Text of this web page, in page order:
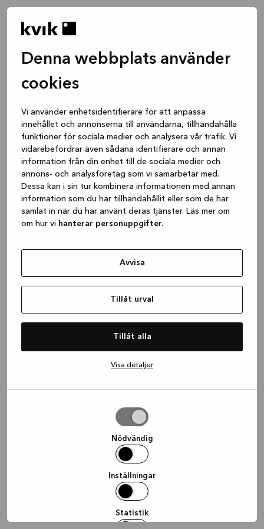
Denna webbplats använder
cookies
Vi använder enhetsidentifierare för att anpassa
innehållet och annonserna till användarna, tillhandahålla
funktioner för sociala medier och analysera vår trafik. Vi
vidarebefordrar även sådana identifierare och annan
information från din enhet till de sociala medier och
annons- och analysföretag som vi samarbetar med.
Dessa kan i sin tur kombinera informationen med annan
information som du har tillhandahållit eller som de har
samlat in när du har använt deras tjänster. Läs mer om
om hur vi hanterar personuppgifter.
Avvisa
Tillåt urval
Tillåt alla
Visa detaljer
Nödvändig
Inställningar
Statistik
(see the browser console for more
information).